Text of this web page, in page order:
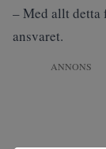
– Med allt detta
ansvaret.
ANNONS